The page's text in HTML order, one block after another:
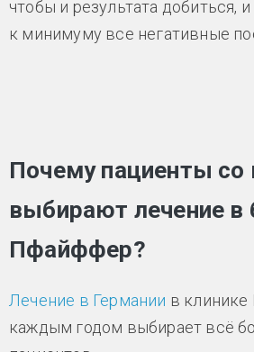
чтобы и результата добиться,
к минимуму все негативные
Почему пациенты со
выбирают лечение в
Пфайффер?
Лечение в Германии в
каждым годом выбирает всё